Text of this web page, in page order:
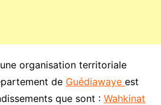
une organisation territoriale
de Guédiawaye est
que sont : Wahkinat